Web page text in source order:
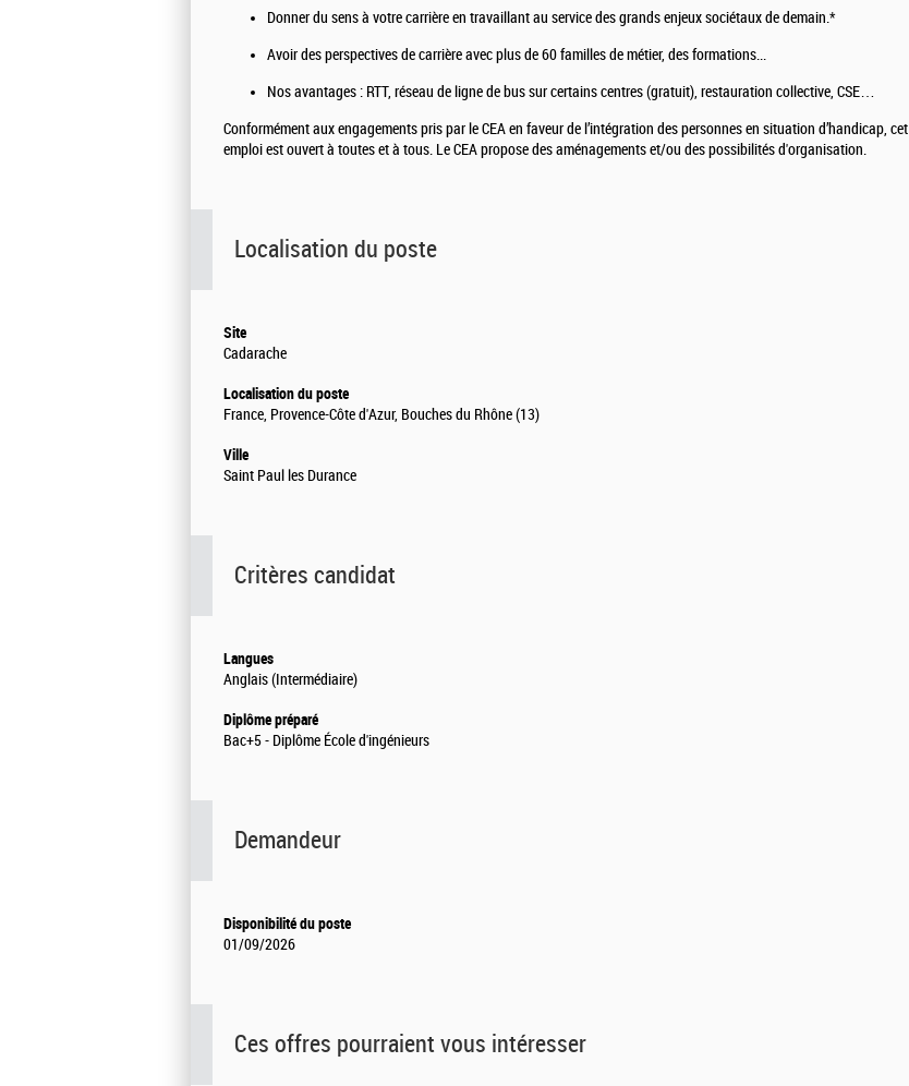
Donner du sens à votre carrière en travaillant au service des grands enjeux sociétaux de demain.*
Avoir des perspectives de carrière avec plus de 60 familles de métier, des formations...
Nos avantages : RTT, réseau de ligne de bus sur certains centres (gratuit), restauration collective, CSE…
Conformément aux engagements pris par le CEA en faveur de l’intégration des personnes en situation d’handicap, cet
emploi est ouvert à toutes et à tous. Le CEA propose des aménagements et/ou des possibilités d'organisation.
Localisation du poste
Site
Cadarache
Localisation du poste
France, Provence-Côte d'Azur, Bouches du Rhône (13)
Ville
Saint Paul les Durance
Critères candidat
Langues
Anglais (Intermédiaire)
Diplôme préparé
Bac+5 - Diplôme École d'ingénieurs
Demandeur
Disponibilité du poste
01/09/2026
Ces offres pourraient vous intéresser